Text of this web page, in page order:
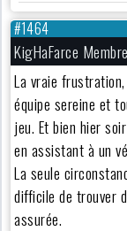
#1464
KigHaFarce
La vraie
équipe sereine et
jeu. Et bien hier
en assistant à un
La seule
difficile de trouver
assurée.